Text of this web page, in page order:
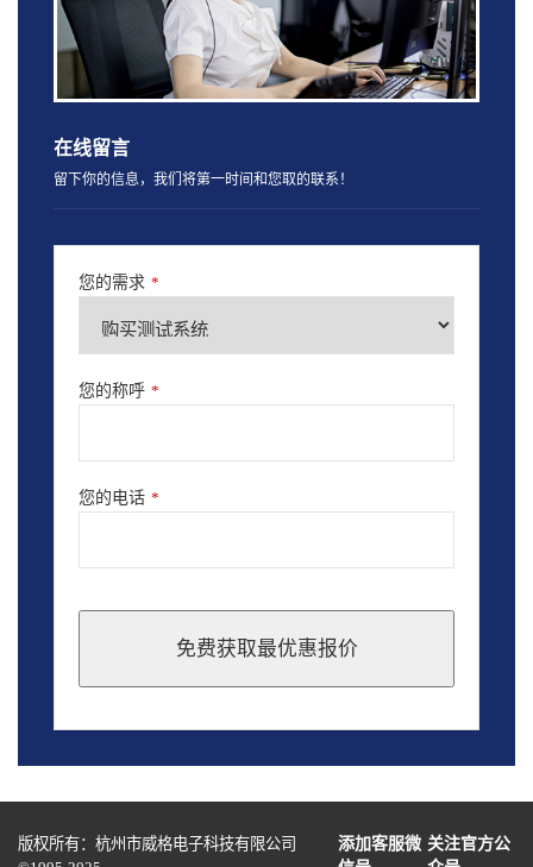
在线留言
留下你的信息，我们将第一时间和您取的联系！
您的需求 *
您的称呼 *
您的电话 *
免费获取最优惠报价
should
blank
版权所有：杭州市威格电子科技有限公司
添加客服微 关注官方公